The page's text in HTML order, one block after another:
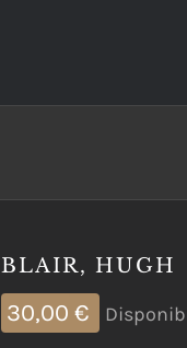
BLAIR, HUGH
30,00 €